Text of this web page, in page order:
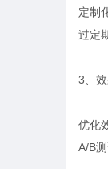
定制
过定
3、
优化
A/B